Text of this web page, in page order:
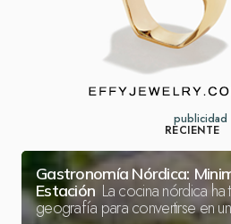
publicidad
RECIENTE
Gastronomía Nórdica:
Estación La cocina nórdica ha
geografía para convertirse en